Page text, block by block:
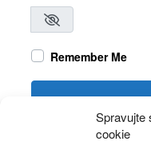
Spravujte
cookie
Remember Me